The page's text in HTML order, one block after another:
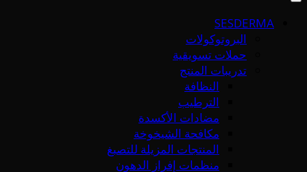
SESDERMA
البروتوكولات
حملات تسويقية
تدريبات المنتج
النظافة
الترطيب
مضادات الأكسدة
مكافحة الشيخوخة
المنتجات المزيلة للتصبغ
منظمات إفراز الدهون